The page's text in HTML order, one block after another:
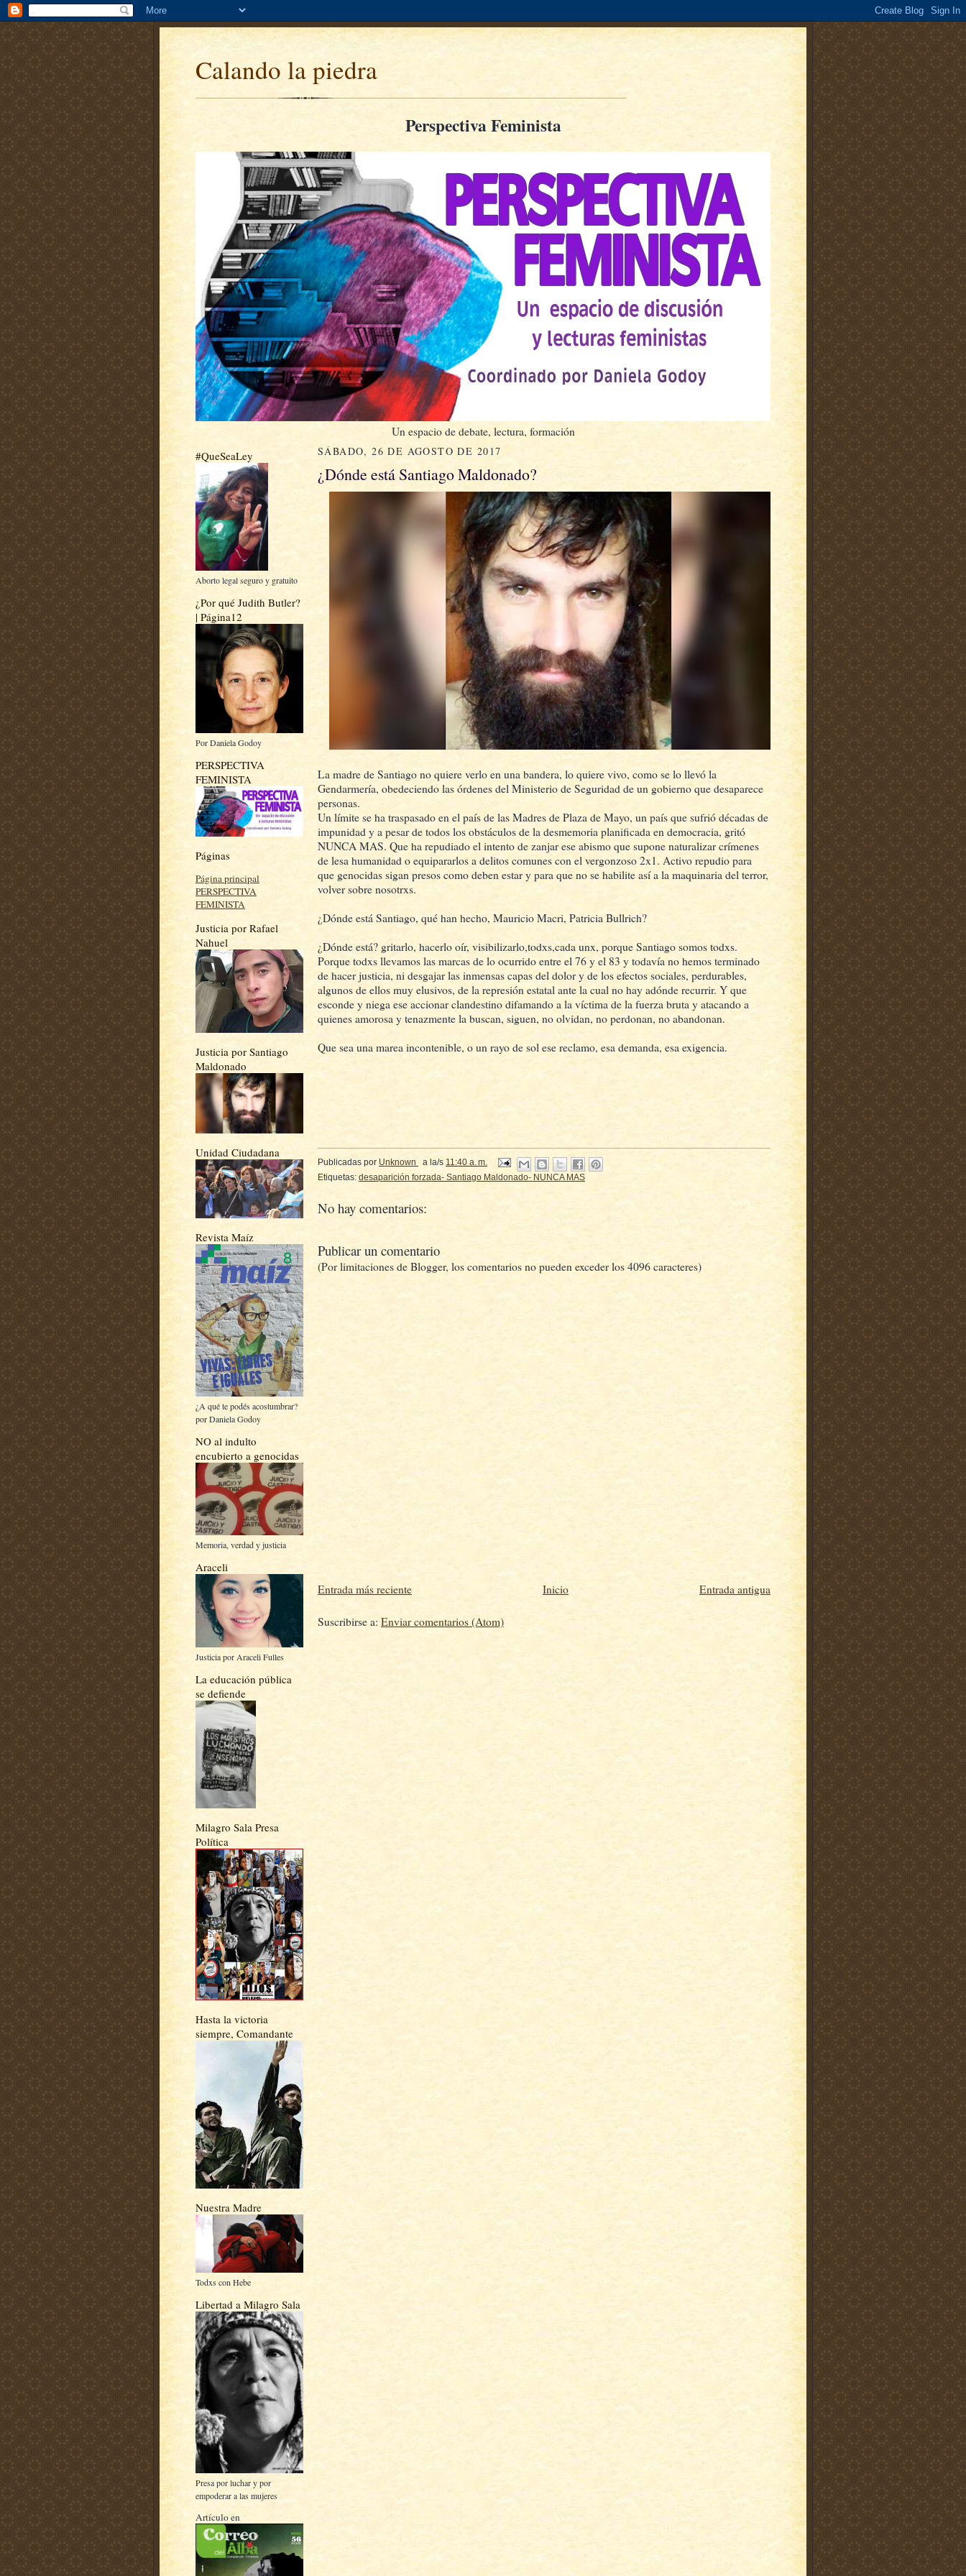
Calando la piedra
Perspectiva Feminista
Un espacio de debate, lectura, formación
#QueSeaLey
Aborto legal seguro y gratuito
¿Por qué Judith Butler?
| Página12
Por Daniela Godoy
PERSPECTIVA
FEMINISTA
Páginas
Página principal
PERSPECTIVA
FEMINISTA
Justicia por Rafael
Nahuel
Justicia por Santiago
Maldonado
Unidad Ciudadana
Revista Maíz
¿A qué te podés acostumbrar?
por Daniela Godoy
NO al indulto
encubierto a genocidas
Memoria, verdad y justicia
Araceli
Justicia por Araceli Fulles
La educación pública
se defiende
Milagro Sala Presa
Política
Hasta la victoria
siempre, Comandante
Nuestra Madre
Todxs con Hebe
Libertad a Milagro Sala
Presa por luchar y por
empoderar a las mujeres
Artículo en
SÁBADO, 26 DE AGOSTO DE 2017
¿Dónde está Santiago Maldonado?
La madre de Santiago no quiere verlo en una bandera, lo quiere vivo, como se lo llevó la
Gendarmería, obedeciendo las órdenes del Ministerio de Seguridad de un gobierno que desaparece
personas.
Un límite se ha traspasado en el país de las Madres de Plaza de Mayo, un país que sufrió décadas de
impunidad y a pesar de todos los obstáculos de la desmemoria planificada en democracia, gritó
NUNCA MAS. Que ha repudiado el intento de zanjar ese abismo que supone naturalizar crímenes
de lesa humanidad o equipararlos a delitos comunes con el vergonzoso 2x1. Activo repudio para
que genocidas sigan presos como deben estar y para que no se habilite así a la maquinaria del terror,
volver sobre nosotrxs.
¿Dónde está Santiago, qué han hecho, Mauricio Macri, Patricia Bullrich?
¿Dónde está? gritarlo, hacerlo oír, visibilizarlo,todxs,cada unx, porque Santiago somos todxs.
Porque todxs llevamos las marcas de lo ocurrido entre el 76 y el 83 y todavía no hemos terminado
de hacer justicia, ni desgajar las inmensas capas del dolor y de los efectos sociales, perdurables,
algunos de ellos muy elusivos, de la represión estatal ante la cual no hay adónde recurrir. Y que
esconde y niega ese accionar clandestino difamando a la víctima de la fuerza bruta y atacando a
quienes amorosa y tenazmente la buscan, siguen, no olvidan, no perdonan, no abandonan.
Que sea una marea incontenible, o un rayo de sol ese reclamo, esa demanda, esa exigencia.
Publicadas por Unknown a la/s 11:40 a. m.
Etiquetas: desaparición forzada- Santiago Maldonado- NUNCA MAS
No hay comentarios:
Publicar un comentario
(Por limitaciones de Blogger, los comentarios no pueden exceder los 4096 caracteres)
Entrada más reciente Entrada antigua
Inicio
Suscribirse a: Enviar comentarios (Atom)